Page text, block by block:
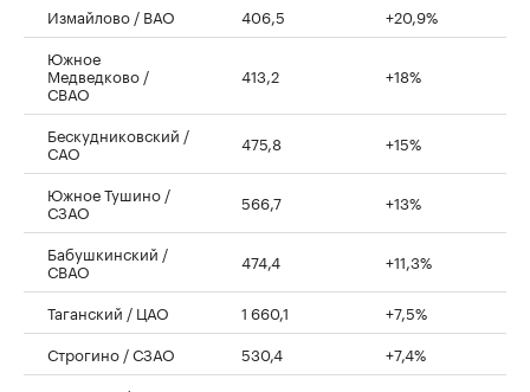
Измайлово / ВАО 406,5
+20,9%
Южное
Медведково /
СВАО
413,2 +18%
Бескудниковский /
САО 475,8 +15%
Южное Тушино /
СЗАО 566,7 +13%
Бабушкинский /
СВАО 474,4 +11,3%
Таганский / ЦАО 1 660,1
+7,5%
Строгино / СЗАО
530,4
+7,4%